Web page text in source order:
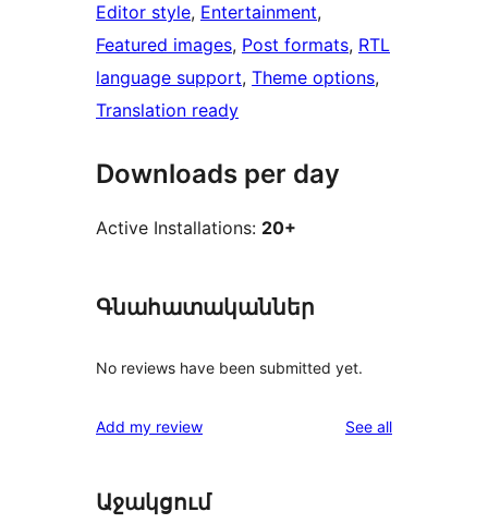
Editor style, Entertainment
Featured images, Post formats, RTL
language support, Theme options
Translation ready
Downloads per day
Active Installations: 20+
Գնահատականներ
No reviews have been submitted yet.
Add my review See allreviews
Աջակցում